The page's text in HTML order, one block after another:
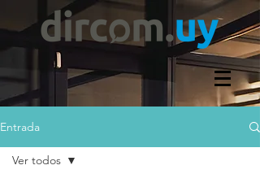
Entrada
Ver todos